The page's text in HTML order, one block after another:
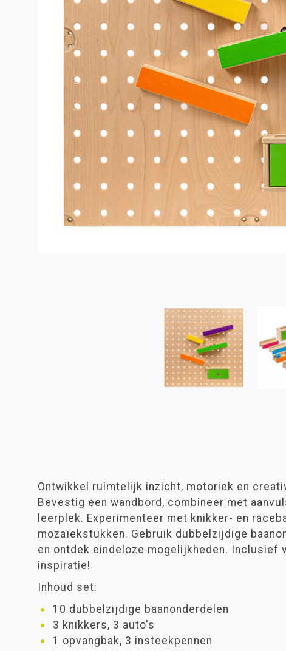
Ontwikkel ruimtelijk inzicht, motoriek en
Bevestig een wandbord, combineer met
leerplek. Experimenteer met knikker- en
mozaïekstukken. Gebruik dubbelzijdige
en ontdek eindeloze mogelijkheden. Inclusief
inspiratie!
Inhoud set:
10 dubbelzijdige baanonderdelen
3 knikkers, 3 auto's
1 opvangbak, 3 insteekpennen